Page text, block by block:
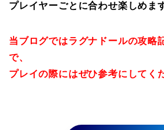
プレイヤーごとに合わせ楽しめま
当ブログではラグナドールの攻略
で、
プレイの際にはぜひ参考にしてく